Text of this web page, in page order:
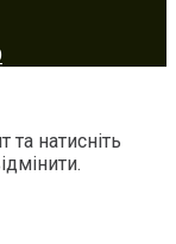
натисніть